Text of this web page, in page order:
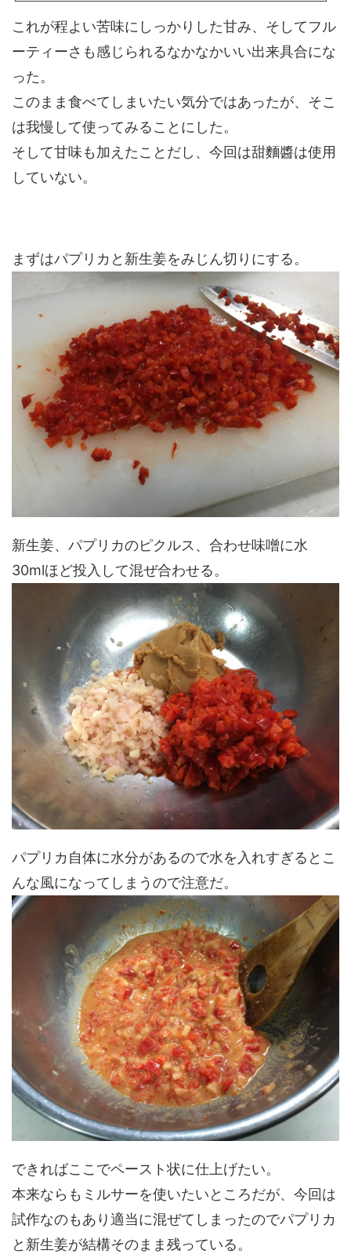
液を作ってみることにした。 自家製ピクルス液今回のピクルス液の材料はこ
糖 150g ・塩 ...
これが程よい苦味にしっかりした甘み、そしてフル
ーティーさも感じられるなかなかいい出来具合にな
った。
このまま食べてしまいたい気分ではあったが、そこ
は我慢して使ってみることにした。
そして甘味も加えたことだし、今回は甜麵醬は使用
していない。
まずはパプリカと新生姜をみじん切りにする。
新生姜、パプリカのピクルス、合わせ味噌に水
30mlほど投入して混ぜ合わせる。
パプリカ自体に水分があるので水を入れすぎるとこ
んな風になってしまうので注意だ。
できればここでペースト状に仕上げたい。
本来ならもミルサーを使いたいところだが、今回は
試作なのもあり適当に混ぜてしまったのでパプリカ
と新生姜が結構そのまま残っている。